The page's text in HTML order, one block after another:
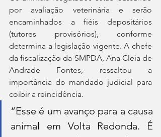
por avaliação veterinária e serão
encaminhados a fiéis depositários
(tutores provisórios), conforme
determina a legislação vigente. A chefe
da fiscalização da SMPDA, Ana Cleia de
Andrade Fontes, ressaltou a
importância do mandado judicial para
coibir a reincidência.
“Esse é um avanço para a causa
animal em Volta Redonda. É